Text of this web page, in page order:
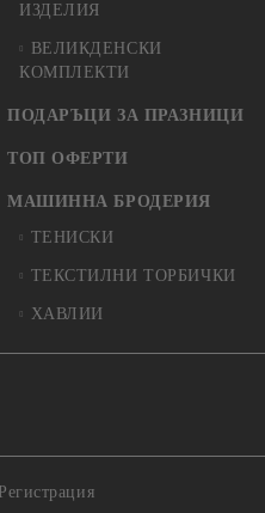
ИЗДЕЛИЯ
ВЕЛИКДЕНСКИ
КОМПЛЕКТИ
ПОДАРЪЦИ ЗА ПРАЗНИЦИ
ТОП ОФЕРТИ
МАШИННА БРОДЕРИЯ
ТЕНИСКИ
ТЕКСТИЛНИ ТОРБИЧКИ
ХАВЛИИ
Регистрация